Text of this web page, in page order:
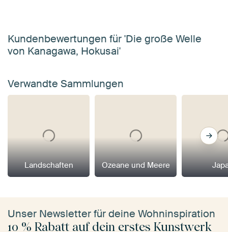
Kundenbewertungen für 'Die große Welle
von Kanagawa, Hokusai'
Verwandte Sammlungen
Landschaften Ozeane und Meere
Unser Newsletter für deine Wohninspiration
10 % Rabatt auf dein erstes Kunstwerk